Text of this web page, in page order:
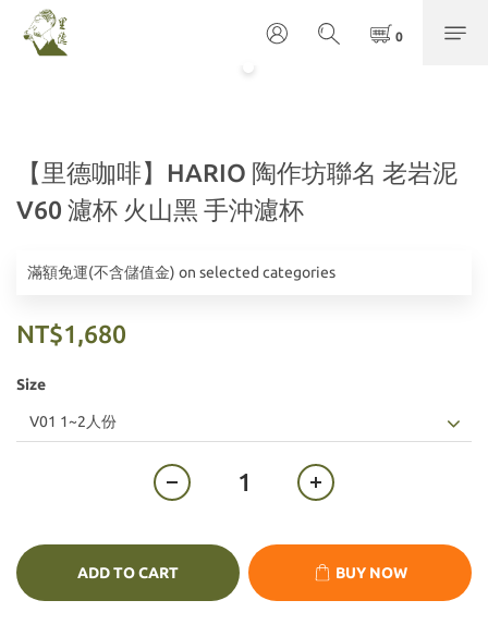
【里德咖啡】HARIO 陶作坊聯名 老岩泥
V60 濾杯 火山黑 手沖濾杯
滿額免運(不含儲值金) on selected categories
NT$1,680
Size
ADD TO CART BUY NOW